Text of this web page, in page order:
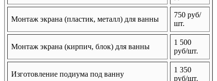
Монтаж экрана (пластик, металл) для ванны
750 руб/
шт.
Монтаж экрана (кирпич, блок) для ванны
1 500
руб/шт.
Изготовление подиума под ванну
1 350
руб/шт.